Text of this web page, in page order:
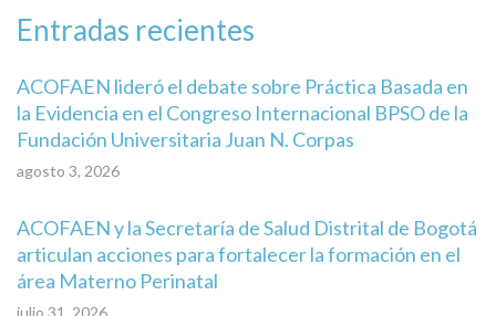
Entradas recientes
ACOFAEN lideró el debate sobre Práctica Basada en
la Evidencia en el Congreso Internacional BPSO de la
Fundación Universitaria Juan N. Corpas
agosto 3, 2026
ACOFAEN y la Secretaría de Salud Distrital de Bogotá
articulan acciones para fortalecer la formación en el
área Materno Perinatal
julio 31, 2026